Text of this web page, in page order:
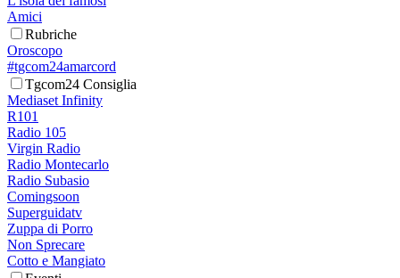
Amici
Rubriche
Oroscopo
#tgcom24amarcord
Tgcom24 Consiglia
Mediaset Infinity
R101
Radio 105
Virgin Radio
Radio Montecarlo
Radio Subasio
Comingsoon
Superguidatv
Zuppa di Porro
Non Sprecare
Cotto e Mangiato